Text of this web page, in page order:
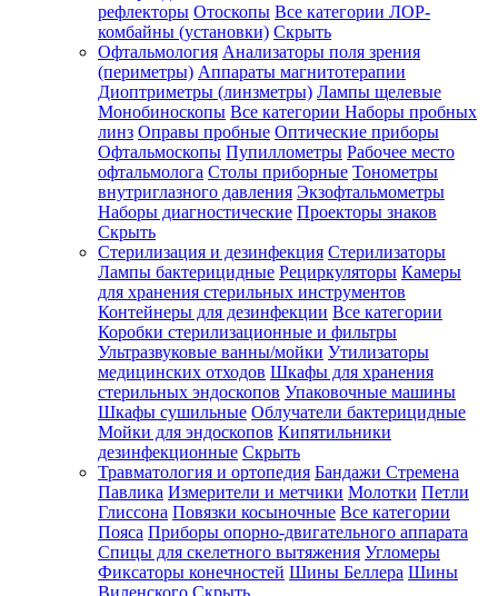
рефлекторы Отоскопы Все категории ЛОР-
комбайны (установки) Скрыть
Офтальмология Анализаторы поля зрения
(периметры) Аппараты магнитотерапии
Диоптриметры (линзметры) Лампы щелевые
Монобиноскопы Все категории Наборы пробных
линз Оправы пробные Оптические приборы
Офтальмоскопы Пупиллометры Рабочее место
офтальмолога Столы приборные Тонометры
внутриглазного давления Экзофтальмометры
Наборы диагностические Проекторы знаков
Скрыть
Стерилизация и дезинфекция Стерилизаторы
Лампы бактерицидные Рециркуляторы Камеры
для хранения стерильных инструментов
Контейнеры для дезинфекции Все категории
Коробки стерилизационные и фильтры
Ультразвуковые ванны/мойки Утилизаторы
медицинских отходов Шкафы для хранения
стерильных эндоскопов Упаковочные машины
Шкафы сушильные Облучатели бактерицидные
Мойки для эндоскопов Кипятильники
дезинфекционные Скрыть
Травматология и ортопедия Бандажи Стремена
Павлика Измерители и метчики Молотки Петли
Глиссона Повязки косыночные Все категории
Пояса Приборы опорно-двигательного аппарата
Спицы для скелетного вытяжения Угломеры
Фиксаторы конечностей Шины Беллера Шины
Виленского Скрыть